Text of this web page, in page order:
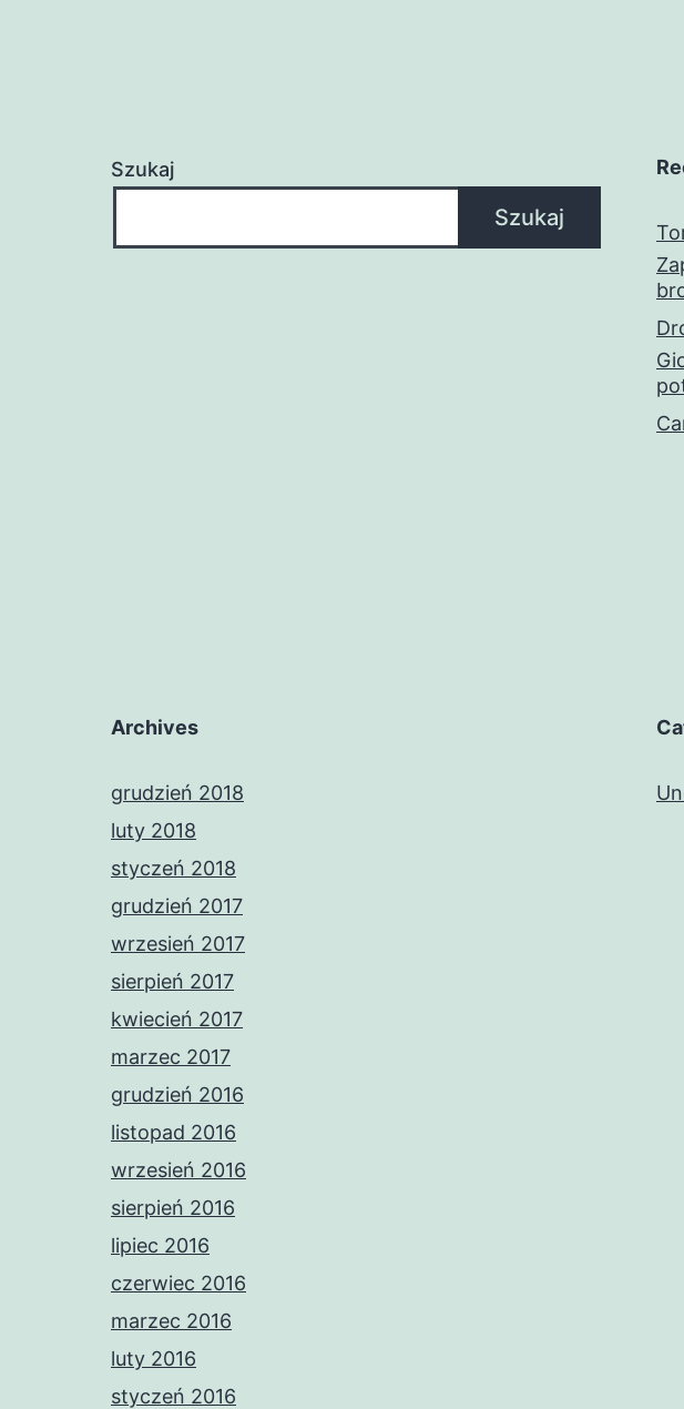
Szukaj
Szukaj
Archives
grudzień 2018
luty 2018
styczeń 2018
grudzień 2017
wrzesień 2017
sierpień 2017
kwiecień 2017
marzec 2017
grudzień 2016
listopad 2016
wrzesień 2016
sierpień 2016
lipiec 2016
czerwiec 2016
marzec 2016
luty 2016
styczeń 2016